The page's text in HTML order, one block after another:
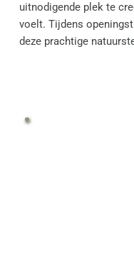
uitnodigende plek te
voelt. Tijdens
deze prachtige